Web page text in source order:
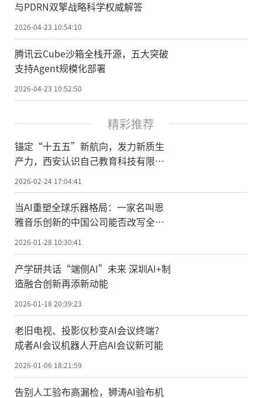
与PDRN双擎战略科学权威解答
2026-04-23 10:54:10
腾讯云Cube沙箱全栈开源，五大突破
支持Agent规模化部署
2026-04-23 10:52:50
精彩推荐
锚定“十五五”新航向，发力新质生
产力，西安认识自己教育科技有限公
2026-02-24 17:04:41
当AI重塑全球乐器格局：一家名叫恩
雅音乐创新的中国公司能否改写全球
乐器创新史？
2026-01-28 10:30:41
产学研共话“端侧AI”未来 深圳AI+制
造融合创新再添新动能
2026-01-18 20:39:23
老旧电视、投影仪秒变AI会议终端？
成者AI会议机器人开启AI会议新可能
2026-01-06 18:21:59
告别人工验布高漏检，狮涛AI验布机